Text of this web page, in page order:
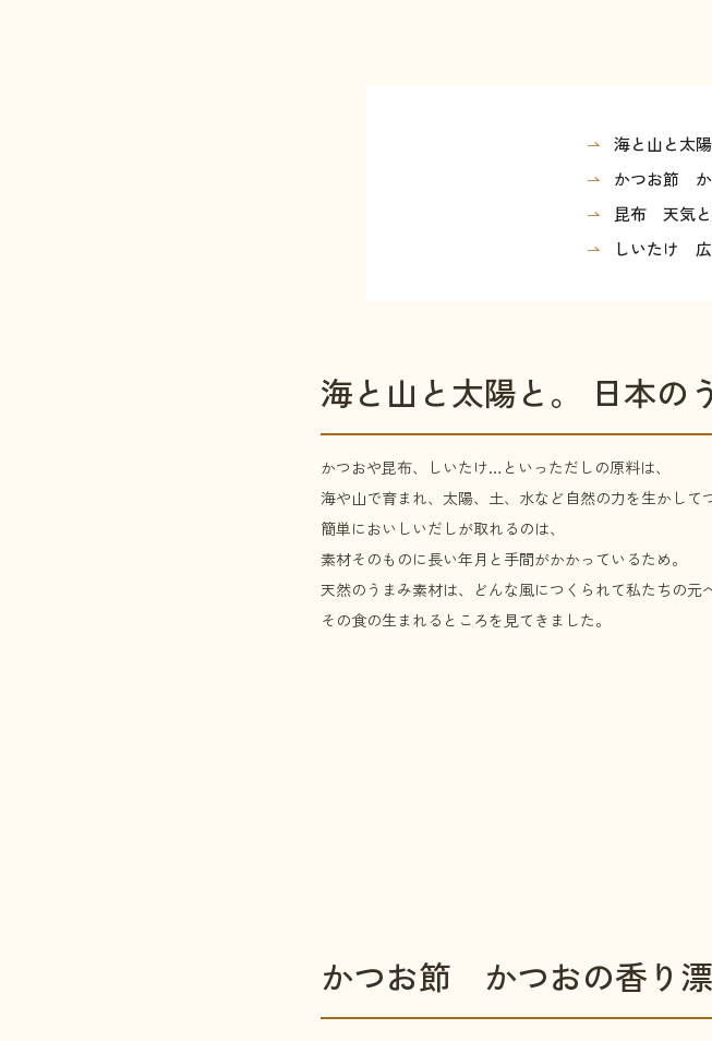
海と山と太
かつお節 か
昆布 天気と
しいたけ
海と山と太陽と。 日本の
かつおや昆布、しいたけ…といっただしの原料は、
海や山で育まれ、太陽、土、水など自然の力を生かして
簡単においしいだしが取れるのは、
素材そのものに長い年月と手間がかかっているため。
天然のうまみ素材は、どんな風につくられて私たちの元
その食の生まれるところを見てきました。
かつお節 かつおの香り